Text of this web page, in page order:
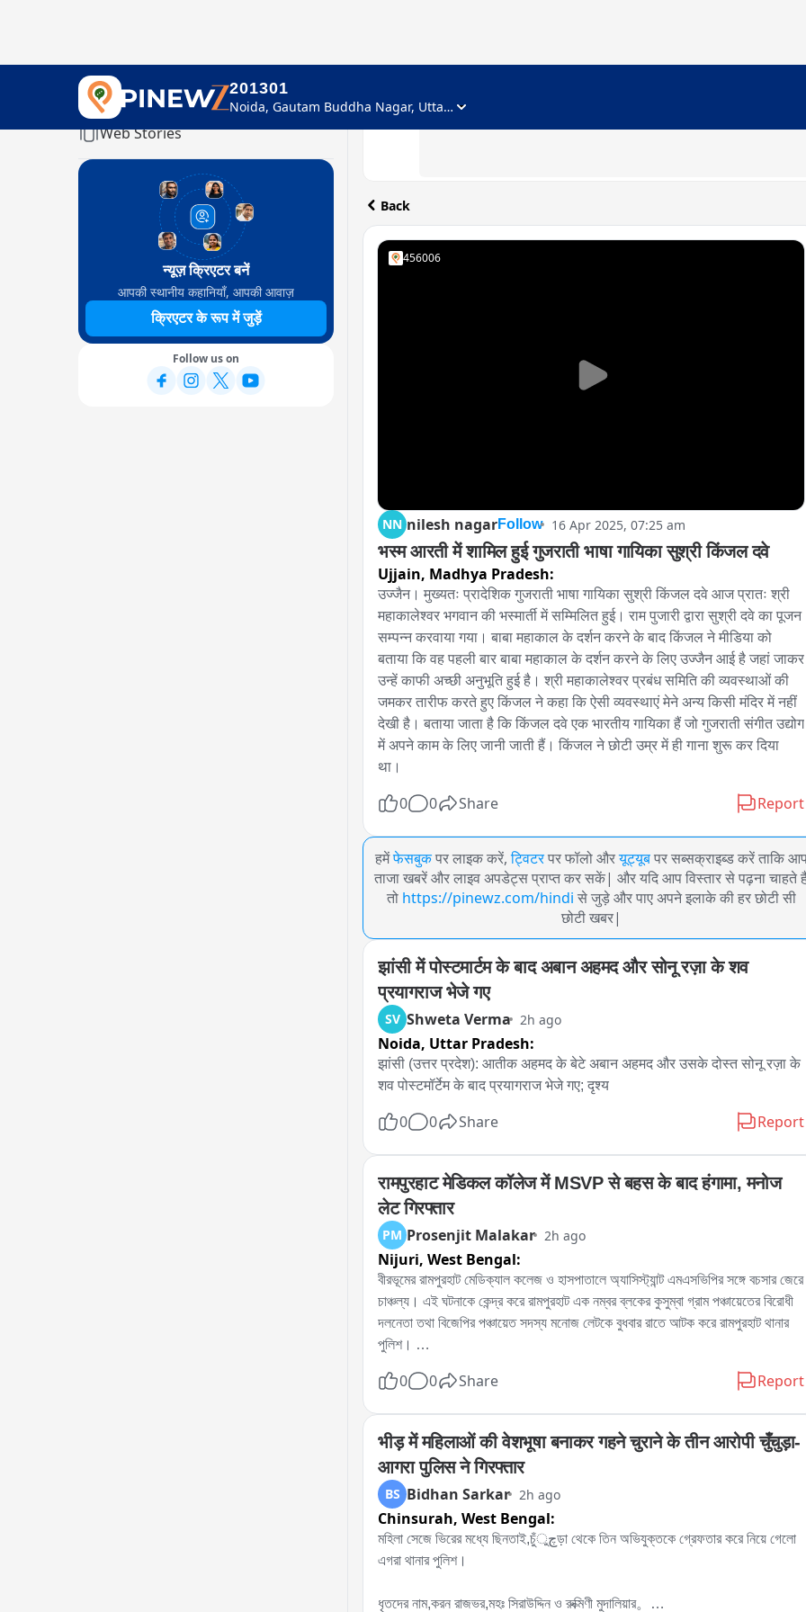
201301
Noida, Gautam Buddha Nagar, Uttar Pradesh
Home
Web Stories
न्यूज़ क्रिएटर बनें
आपकी स्थानीय कहानियाँ, आपकी आवाज़
क्रिएटर के रूप में जुड़ें
Follow us on
Back
456006
NN nilesh nagarFollow 16 Apr 2025, 07:25 am
भस्म आरती में शामिल हुई गुजराती भाषा गायिका सुश्री किंजल दवे
Ujjain, Madhya Pradesh:
उज्जैन। मुख्यतः प्रादेशिक गुजराती भाषा गायिका सुश्री किंजल दवे आज प्रातः श्री
महाकालेश्वर भगवान की भस्मार्ती में सम्मिलित हुई। राम पुजारी द्वारा सुश्री दवे का पूजन
सम्पन्न करवाया गया। बाबा महाकाल के दर्शन करने के बाद किंजल ने मीडिया को
बताया कि वह पहली बार बाबा महाकाल के दर्शन करने के लिए उज्जैन आई है जहां जाकर
उन्हें काफी अच्छी अनुभूति हुई है। श्री महाकालेश्वर प्रबंध समिति की व्यवस्थाओं की
जमकर तारीफ करते हुए किंजल ने कहा कि ऐसी व्यवस्थाएं मेने अन्य किसी मंदिर में नहीं
देखी है। बताया जाता है कि किंजल दवे एक भारतीय गायिका हैं जो गुजराती संगीत उद्योग
में अपने काम के लिए जानी जाती हैं। किंजल ने छोटी उम्र में ही गाना शुरू कर दिया
था।
0 0 Share Report
हमेंफेसबुक पर लाइक करें, ट्विटर पर फॉलो औरयूट्यूब पर सब्सक्राइब्ड करें ताकि
ताजा खबरें और लाइव अपडेट्स प्राप्त कर सकें| और यदि आप विस्तार से पढ़ना चाहते
तो https://pinewz.com/hindi से जुड़े और पाए अपने इलाके की हर छोटी सी
छोटी खबर|
झांसी में पोस्टमार्टम के बाद अबान अहमद और सोनू रज़ा के शव
प्रयागराज भेजे गए
SV Shweta Verma 2h ago
Noida, Uttar Pradesh:
झांसी (उत्तर प्रदेश): आतीक अहमद के बेटे अबान अहमद और उसके दोस्त सोनू रज़ा के
शव पोस्टमॉर्टेम के बाद प्रयागराज भेजे गए; दृश्य
0 0 Share Report
रामपुरहाट मेडिकल कॉलेज में MSVP से बहस के बाद हंगामा, मनोज
लेट गिरफ्तार
PM Prosenjit Malakar 2h ago
Nijuri, West Bengal:
বীরভূমের রামপুরহাট মেডিক্যাল কলেজ ও হাসপাতালে অ্যাসিস্ট্যান্ট এমএসভিপির সঙ্গে বচসার জেরে
চাঞ্চল্য। এই ঘটনাকে কেন্দ্র করে রামপুরহাট এক নম্বর ব্লকের কুসুম্বা গ্রাম পঞ্চায়েতের বিরোধী
দলনেতা তথা বিজেপির পঞ্চায়েত সদস্য মনোজ লেটকে বুধবার রাতে আটক করে রামপুরহাট থানার
পুলিশ।
একাধিক নেতৃত্ব ও কর্মীরা। তাঁরা মনোজ লেটকে কোন অভিযোগে আটক করা হয়েছে, সেই বিষয়ে
প্রয়োজনীয় প্রক্রিয়া সম্পন্ন করে এদিন সকালে বিজেপির বিরোধী দলনেতা মনোজ লেটকে ছেড়ে
দেয় রামপুরহাট থানার পুলিশ।
0 0 Share Report
भीड़ में महिलाओं की वेशभूषा बनाकर गहने चुराने के तीन आरोपी चुँचुड़ा-
आगरा पुलिस ने गिरफ्तार
BS Bidhan Sarkar 2h ago
Chinsurah, West Bengal:
মহিলা সেজে ভিরের মধ্যে ছিনতাই,চুঁچুড়া থেকে তিন অভিযুক্তকে গ্রেফতার করে নিয়ে গেলো
এগরা থানার পুলিশ।
ধৃতদের নাম,করন রাজভর,মহঃ সিরাউদ্দিন ও রুক্মিণী মুদালিয়ার。